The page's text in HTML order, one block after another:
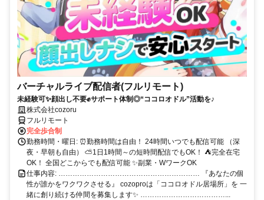
バーチャルライブ配信者(フルリモート)
未経験可✨顔出し不要✊サポート体制◎“ココロオドル”活動を♪
株式会社cozoru
フルリモート
完全歩合制
勤務時間・曜日: ⏰勤務時間は自由！ 24時間いつでも配信可能 （深
夜・早朝も自由） ⛅1日1時間～の短時間配信でもOK！ ⛺完全在宅
OK！ 全国どこからでも配信可能 ✨副業・WワークOK
仕事内容: …………………………………………………… 『あなたの個
性が誰かをワクワクさせる』 cozoproは「ココロオドル居場所」を 一
緒に創り続ける仲間を募集します✨ ………………………………...